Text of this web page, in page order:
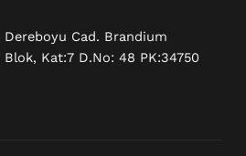
Cad. Brandium
Kat:7 D.No: 48 PK:34750